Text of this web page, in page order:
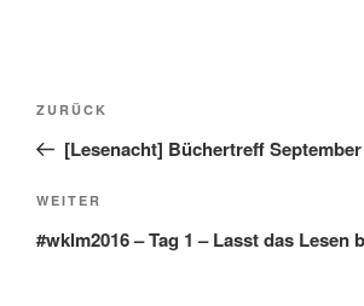
Beitragsnavigation
Vorheriger
Beitrag
ZURÜCK
[Lesenacht] Büchertreff September
Nächster
Beitrag
WEITER
#wklm2016 – Tag 1 – Lasst das Lesen